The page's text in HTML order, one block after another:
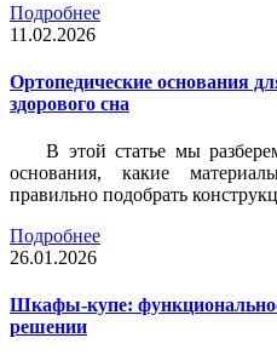
Подробнее
11.02.2026
Ортопедические основания
здорового сна
В этой статье мы
основания, какие
правильно подобрать
Подробнее
26.01.2026
Шкафы-купе:
решении